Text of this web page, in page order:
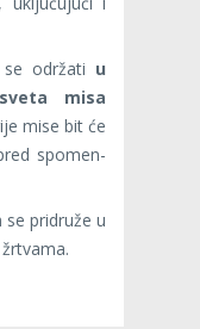
održati u
sveta misa
mise bit će
spomen-
pridruže u